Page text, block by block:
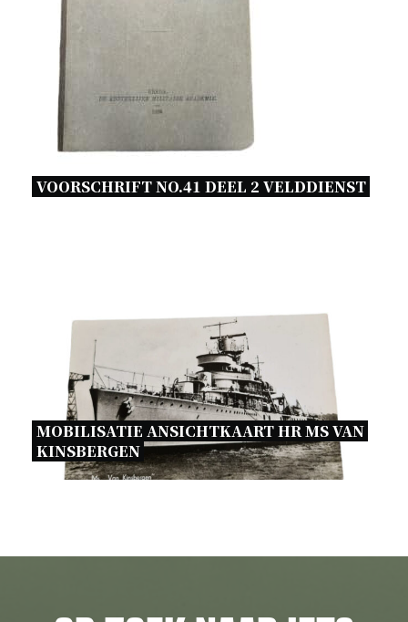
VOORSCHRIFT NO.41 DEEL 2 VELDDIENST
MOBILISATIE ANSICHTKAART HR MS VAN
KINSBERGEN